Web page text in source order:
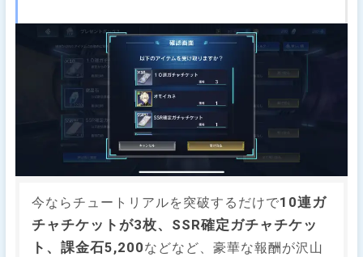
今ならチュートリアルを突破するだけで10連ガ
チャチケットが3枚、SSR確定ガチャチケッ
ト、課金石5,200などなど、豪華な報酬が沢山